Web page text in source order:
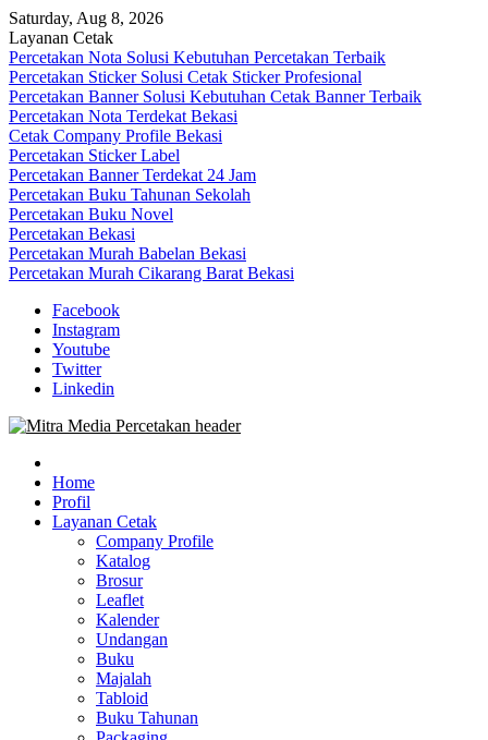
Skip
to
content
Saturday, Aug 8, 2026
Layanan Cetak
Percetakan Nota Solusi Kebutuhan Percetakan Terbaik
Percetakan Sticker Solusi Cetak Sticker Profesional
Percetakan Banner Solusi Kebutuhan Cetak Banner Terbaik
Percetakan Nota Terdekat Bekasi
Cetak Company Profile Bekasi
Percetakan Sticker Label
Percetakan Banner Terdekat 24 Jam
Percetakan Buku Tahunan Sekolah
Percetakan Buku Novel
Percetakan Bekasi
Percetakan Murah Babelan Bekasi
Percetakan Murah Cikarang Barat Bekasi
Facebook
Instagram
Youtube
Twitter
Linkedin
Mitra Media Percetakan Bekasi
0813-1670-6191
0813-1670-6191 (Call/WA) Perusahaan Tempat Alamat Jasa Pusat
Percetakan Bekasi Barat Timur Utara Selatan Murah 24 Jam
Home
Profil
Layanan Cetak
Company Profile
Katalog
Brosur
Leaflet
Kalender
Undangan
Buku
Majalah
Tabloid
Buku Tahunan